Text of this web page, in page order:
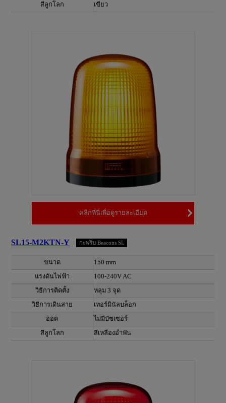
สีลูกโลก
เขียว
คลิกที่นี่เพื่อดูรายละเอียด
SL15-M2KTN-Y กะพริบ Beacons SL
ขนาด
150 mm
แรงดันไฟฟ้า
100-240V AC
วิธีการติดตั้ง
หลุม 3 จุด
วิธีการเดินสาย
เทอร์มินัลบล็อก
ออด
ไม่มีบัซเซอร์
สีลูกโลก
สีเหลืองอำพัน